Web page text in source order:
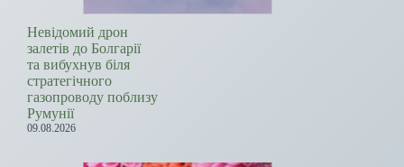
Невідомий дрон
залетів до Болгарії
та вибухнув біля
стратегічного
газопроводу поблизу
Румунії
09.08.2026